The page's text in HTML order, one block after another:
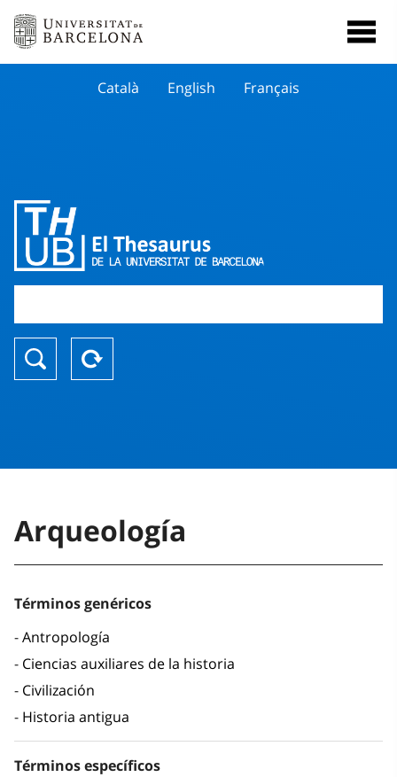
Català English Français
Arqueología
Términos genéricos
Antropología
Ciencias auxiliares de la historia
Civilización
Historia antigua
Términos específicos